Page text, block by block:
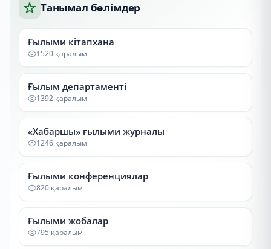
Танымал бөлімдер
Ғылыми кітапхана
1520 қаралым
Ғылым департаменті
1392 қаралым
«Хабаршы» ғылыми журналы
1246 қаралым
Ғылыми конференциялар
820 қаралым
Ғылыми жобалар
795 қаралым